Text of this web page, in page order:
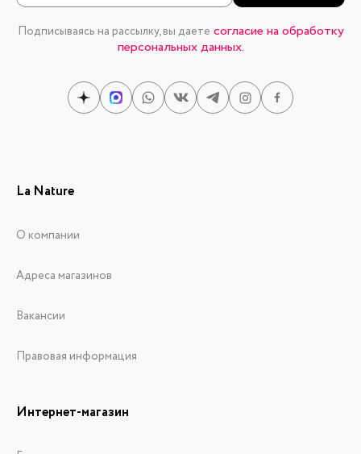
Подписываясь на рассылку, вы даете согласие на обработку
персональных данных.
La Nature
О компании
Адреса магазинов
Вакансии
Правовая информация
Интернет-магазин